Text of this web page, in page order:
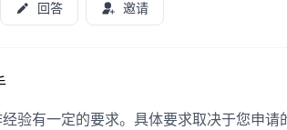
回答 邀请
验有一定的要求。具体要求取决于您申请